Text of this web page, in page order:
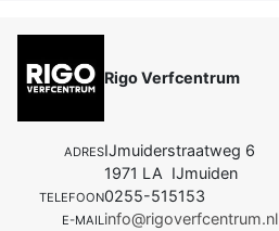
Rigo Verfcentrum
ADRESIJmuiderstraatweg 6
1971 LA IJmuiden
TELEFOON0255-515153
E-MAILinfo@rigoverfcentrum.nl